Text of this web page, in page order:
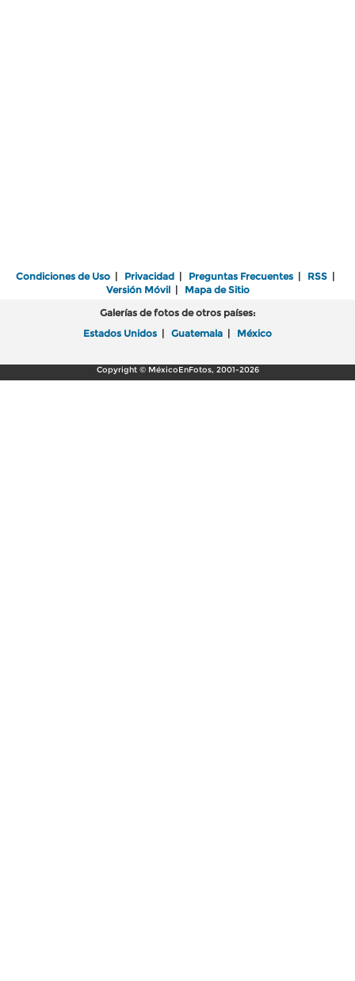
Condiciones de Uso | Privacidad | Preguntas Frecuentes | RSS |
Versión Móvil| Mapa de Sitio
Galerías de fotos de otros países:
Estados Unidos | Guatemala | México
Copyright © MéxicoEnFotos, 2001-2026